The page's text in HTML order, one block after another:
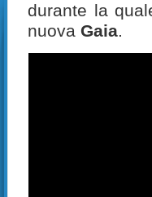
durante la
nuova Gaia.